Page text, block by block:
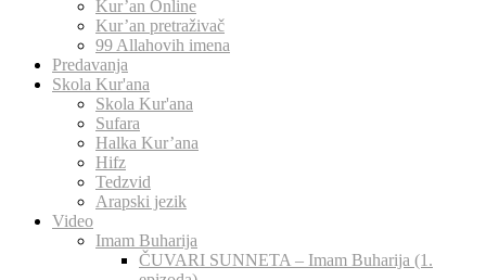
Kur’an Online
Kur’an pretraživač
99 Allahovih imena
Predavanja
Skola Kur'ana
Skola Kur'ana
Sufara
Halka Kur’ana
Hifz
Tedzvid
Arapski jezik
Video
Imam Buharija
ČUVARI SUNNETA – Imam Buharija (1.